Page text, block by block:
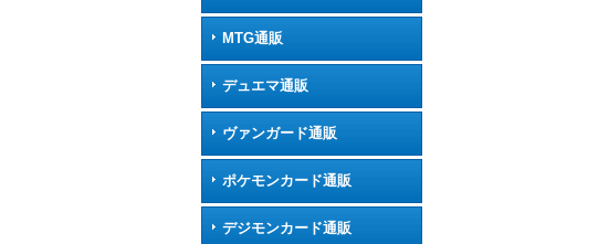
MTG通販
デュエマ通販
ヴァンガード通販
ポケモンカード通販
デジモンカード通販